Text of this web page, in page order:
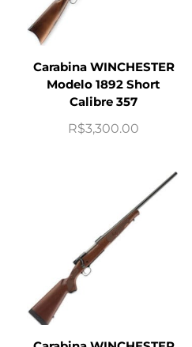
Carabina WINCHESTER
Modelo 1892 Short
Calibre 357
R$3,300.00